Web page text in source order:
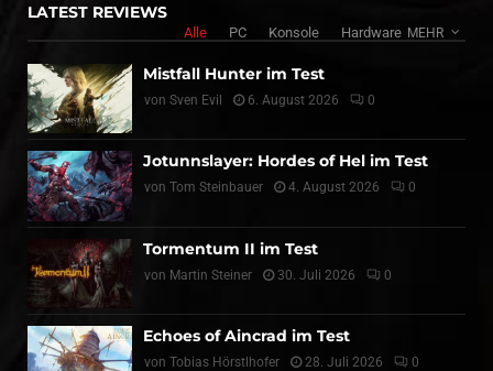
LATEST REVIEWS
Alle PC Konsole Hardware MEHR
Mistfall Hunter im Test
von Sven Evil 6. August 2026 0
Jotunnslayer: Hordes of Hel im Test
von Tom Steinbauer 4. August 2026 0
Tormentum II im Test
von Martin Steiner 30. Juli 2026 0
Echoes of Aincrad im Test
von Tobias Hörstlhofer 28. Juli 2026 0